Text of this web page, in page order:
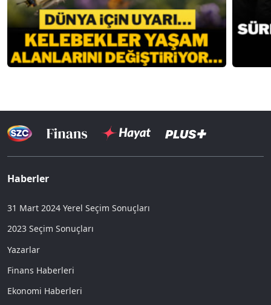
Haberler
31 Mart 2024 Yerel Seçim Sonuçları
2023 Seçim Sonuçları
Yazarlar
Finans Haberleri
Ekonomi Haberleri